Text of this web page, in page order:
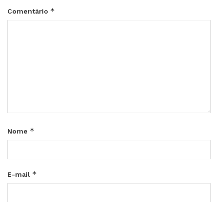
Comentário *
Nome *
E-mail *